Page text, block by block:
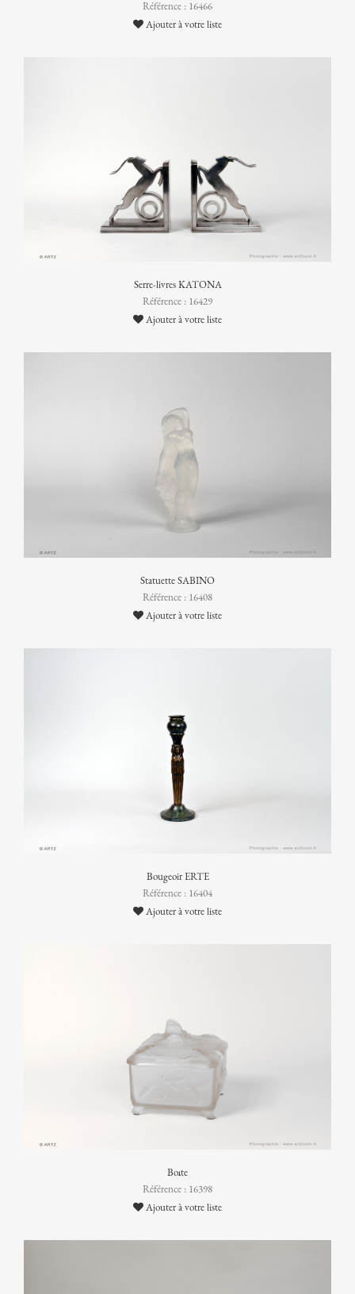
Référence : 16466
Ajouter à votre liste
Serre-livres KATONA
Référence : 16429
Ajouter à votre liste
Statuette SABINO
Référence : 16408
Ajouter à votre liste
Bougeoir ERTE
Référence : 16404
Ajouter à votre liste
Boîte
Référence : 16398
Ajouter à votre liste